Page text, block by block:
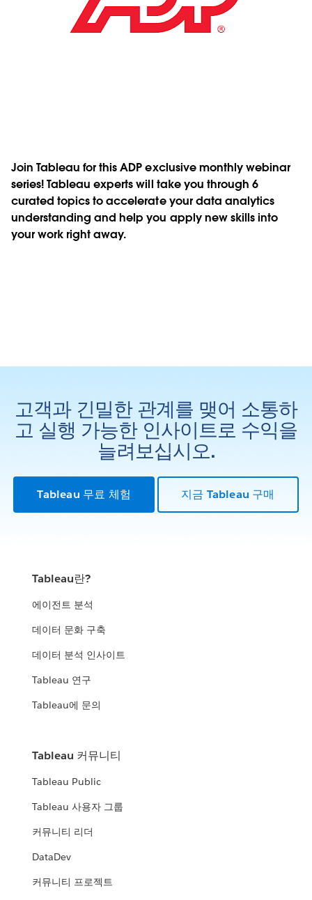
Join Tableau for this ADP exclusive monthly webinar
series! Tableau experts will take you through 6
curated topics to accelerate your data analytics
understanding and help you apply new skills into
your work right away.
고객과 긴밀한 관계를 맺어 소통하
고 실행 가능한 인사이트로 수익을
늘려보십시오.
Tableau 무료 체험 지금 Tableau 구매
Tableau란?
에이전트 분석
데이터 문화 구축
데이터 분석 인사이트
Tableau 연구
Tableau에 문의
Tableau 커뮤니티
Tableau Public
Tableau 사용자 그룹
커뮤니티 리더
DataDev
커뮤니티 프로젝트